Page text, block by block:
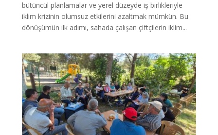
bütüncül planlamalar ve yerel düzeyde iş birlikleriyle
iklim krizinin olumsuz etkilerini azaltmak mümkün. Bu
dönüşümün ilk adımı, sahada çalışan çiftçilerin iklim...